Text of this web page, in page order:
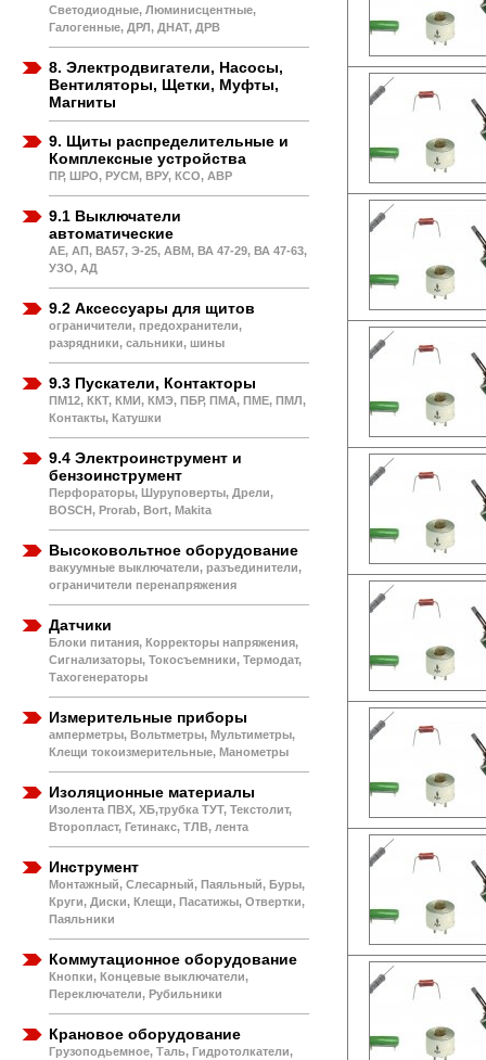
Светодиодные, Люминисцентные,
Галогенные, ДРЛ, ДНАТ, ДРВ
8. Электродвигатели, Насосы,
Вентиляторы, Щетки, Муфты,
Магниты
9. Щиты распределительные и
Комплексные устройства
ПР, ШРО, РУСМ, ВРУ, КСО, АВР
9.1 Выключатели
автоматические
АЕ, АП, ВА57, Э-25, АВМ, ВА 47-29, ВА 47-63,
УЗО, АД
9.2 Аксессуары для щитов
ограничители, предохранители,
разрядники, сальники, шины
9.3 Пускатели, Контакторы
ПМ12, ККТ, КМИ, КМЭ, ПБР, ПМА, ПМЕ, ПМЛ,
Контакты, Катушки
9.4 Электроинструмент и
бензоинструмент
Перфораторы, Шуруповерты, Дрели,
BOSCH, Prorab, Bort, Makita
Высоковольтное оборудование
вакуумные выключатели, разъединители,
ограничители перенапряжения
Датчики
Блоки питания, Корректоры напряжения,
Сигнализаторы, Токосъемники, Термодат,
Тахогенераторы
Измерительные приборы
амперметры, Вольтметры, Мультиметры,
Клещи токоизмерительные, Манометры
Изоляционные материалы
Изолента ПВХ, ХБ,трубка ТУТ, Текстолит,
Второпласт, Гетинакс, ТЛВ, лента
Инструмент
Монтажный, Слесарный, Паяльный, Буры,
Круги, Диски, Клещи, Пасатижы, Отвертки,
Паяльники
Коммутационное оборудование
Кнопки, Концевые выключатели,
Переключатели, Рубильники
Крановое оборудование
Грузоподьемное, Таль, Гидротолкатели,